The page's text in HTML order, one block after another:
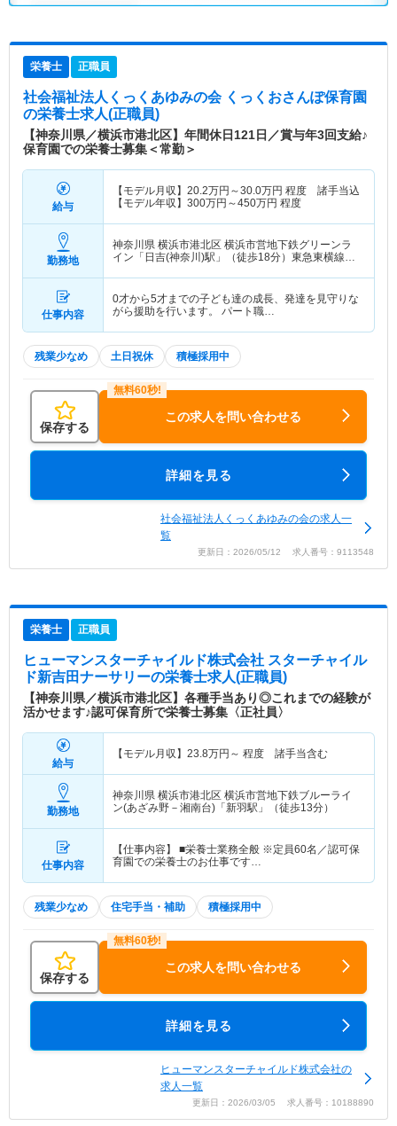
栄養士 正職員
社会福祉法人くっくあゆみの会 くっくおさんぽ保育園
の栄養士求人(正職員)
【神奈川県／横浜市港北区】年間休日121日／賞与年3回支給♪
保育園での栄養士募集＜常勤＞
給与
【モデル月収】 20.2万円～30.0万円 程度 諸手当込
【モデル年収】 300万円～450万円 程度
勤務地
神奈川県 横浜市港北区 横浜市営地下鉄グリーンラ
イン「日吉(神奈川)駅」（徒歩18分）東急東横線
仕事内容
0才から5才までの子ども達の成長、発達を見守りな
がら援助を行います。 パート職…
残業少なめ 土日祝休 積極採用中
保存する
この求人を問い合わせる
詳細を見る
社会福祉法人くっくあゆみの会の求人一
覧
更新日：2026/05/12 求人番号：9113548
栄養士 正職員
ヒューマンスターチャイルド株式会社 スターチャイル
ド新吉田ナーサリーの栄養士求人(正職員)
【神奈川県／横浜市港北区】各種手当あり◎これまでの経験が
活かせます♪認可保育所で栄養士募集〈正社員〉
給与
【モデル月収】 23.8万円～ 程度 諸手当含む
勤務地
神奈川県 横浜市港北区 横浜市営地下鉄ブルーライ
ン(あざみ野－湘南台)「新羽駅」（徒歩13分）
仕事内容
【仕事内容】 ■栄養士業務全般 ※定員60名／認可保
育園での栄養士のお仕事です…
残業少なめ 住宅手当・補助 積極採用中
保存する
この求人を問い合わせる
詳細を見る
ヒューマンスターチャイルド株式会社の
求人一覧
更新日：2026/03/05 求人番号：10188890